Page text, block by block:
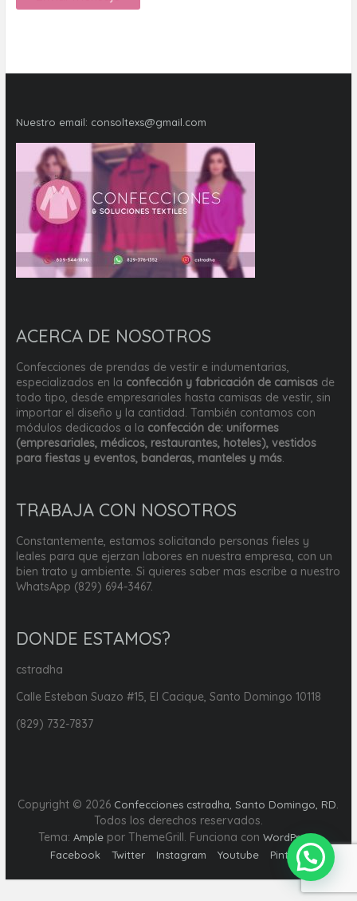
Nuestro email: consoltexs@gmail.com
ACERCA DE NOSOTROS
Confecciones de prendas de vestir e indumentarias,
especializados en la confección y fabricación de camisasde
todo tipo, desde empresariales hasta camisas de vestir, sin
importar el diseño y la cantidad. También contamos con
módulos dedicados a la confección de: uniformes
(empresariales, médicos, restaurantes, hoteles), vestidos
para fiestas y eventos, banderas, manteles y más.
TRABAJA CON NOSOTROS
Constantemente, estamos solicitando personas fieles y
leales para que ejerzan labores en nuestra empresa, con un
bien trato y ambiente. Si quieres saber mas escribe a nuestro
WhatsApp (829) 694-3467.
DONDE ESTAMOS?
cstradha
Calle Esteban Suazo #15, El Cacique, Santo Domingo 10118
(829) 732-7837
Copyright © 2026 Confecciones cstradha, Santo Domingo, RD.
Todos los derechos reservados.
Tema:Ample por ThemeGrill. Funciona conWordPress.
Facebook Twitter Instagram Youtube Pinterest